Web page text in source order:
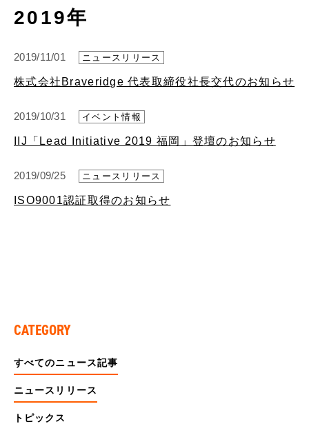
2019年
2019/11/01 ニュースリリース
株式会社Braveridge 代表取締役社長交代のお知らせ
2019/10/31 イベント情報
IIJ「Lead Initiative 2019 福岡」登壇のお知らせ
2019/09/25 ニュースリリース
ISO9001認証取得のお知らせ
CATEGORY
すべてのニュース記事
ニュースリリース
トピックス